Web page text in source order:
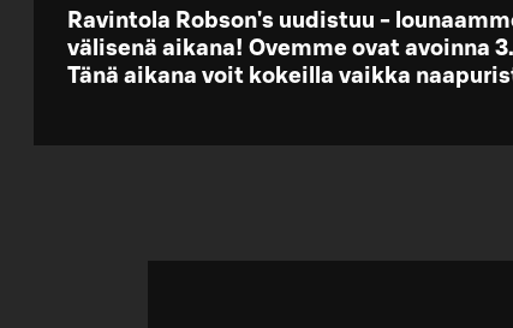
Ravintola Robson's uudistuu -
välisenä aikana! Ovemme ovat avoinna
Tänä aikana voit kokeilla vaikka